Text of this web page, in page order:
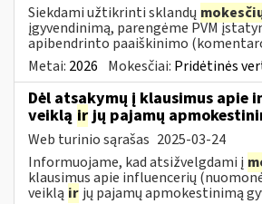
Siekdami užtikrinti sklandų
įgyvendinimą, parengėme PVM
apibendrinto paaiškinimo
Metai: 2026 Mokesčiai: Pridėtinės
Dėl atsakymų į klausimus apie
veiklą irjų pajamų
Web turinio sąrašas 2025-03-24
Informuojame, kad atsižvelgdami į
klausimus apie influencerių
veiklą ir jų pajamų apmokestinimą